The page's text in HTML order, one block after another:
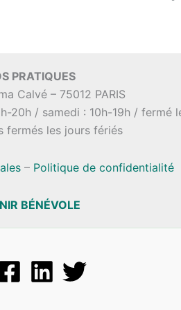
PRATIQUES
Calvé – 75012 PARIS
20h / samedi : 10h-19h / fermé
fermés les jours fériés
– Politique de confidentialité
BÉNÉVOLE